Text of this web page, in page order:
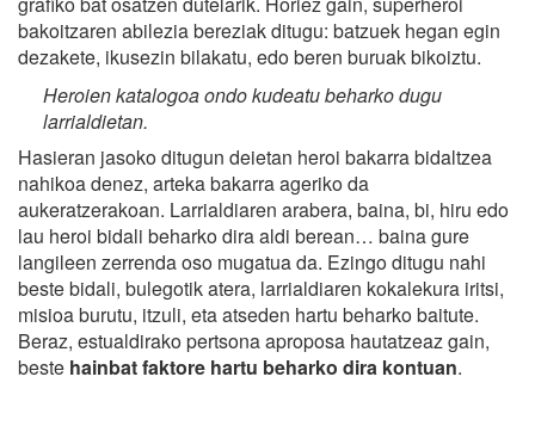
bakoitzaren abilezia bereziak ditugu: batzuek hegan egin
dezakete, ikusezin bilakatu, edo beren buruak bikoiztu.
Heroien katalogoa ondo kudeatu beharko dugu
larrialdietan.
Hasieran jasoko ditugun deietan heroi bakarra bidaltzea
nahikoa denez, arteka bakarra ageriko da
aukeratzerakoan. Larrialdiaren arabera, baina, bi, hiru edo
lau heroi bidali beharko dira aldi berean… baina gure
langileen zerrenda oso mugatua da. Ezingo ditugu nahi
beste bidali, bulegotik atera, larrialdiaren kokalekura iritsi,
misioa burutu, itzuli, eta atseden hartu beharko baitute.
Beraz, estualdirako pertsona aproposa hautatzeaz gain,
beste hainbat faktore hartu beharko dira kontuan.